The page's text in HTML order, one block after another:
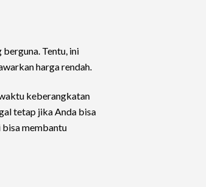
Tentu, ini
harga rendah.
keberangkatan
tetap jika Anda bisa
membantu